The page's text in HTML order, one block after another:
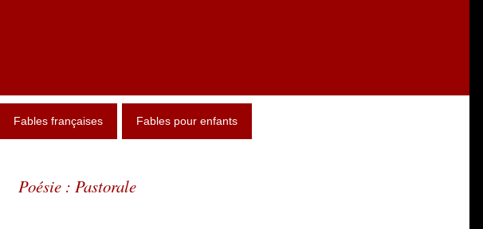
Fables françaises Fables pour enfants
Poésie : Pastorale